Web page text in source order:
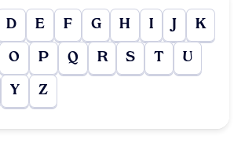
D E F G H I J K
O P Q R S T U
Y Z